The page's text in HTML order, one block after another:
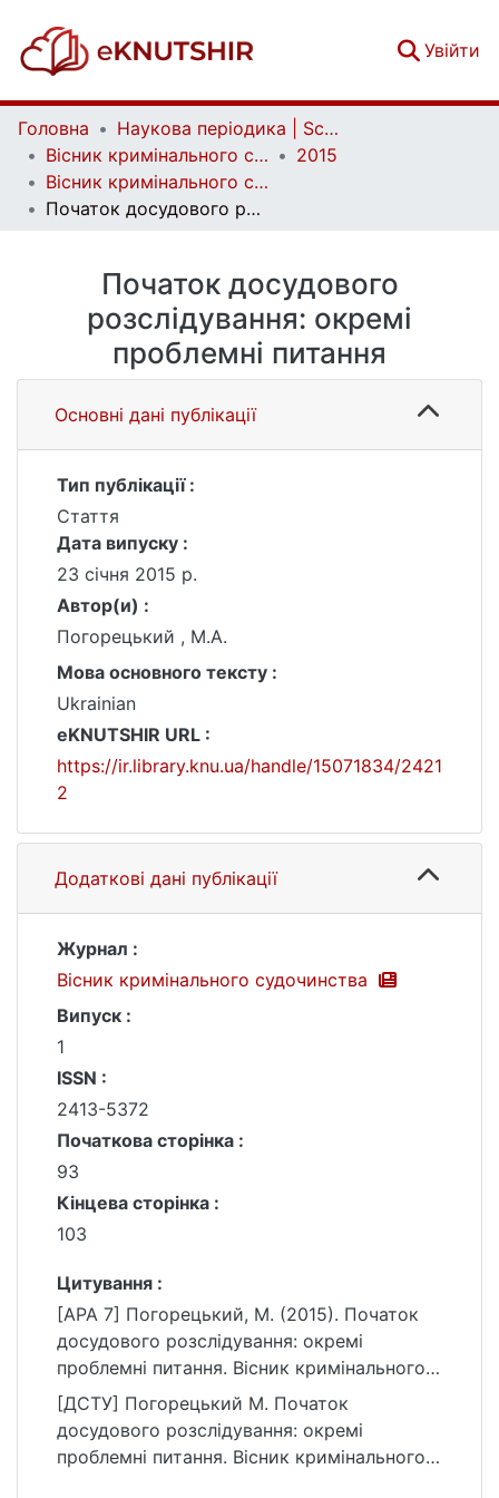
Увійти
Головна
Наукова періодика | Scientific periodicals
Вісник кримінального судочинства | Herald of criminal justice
2015
Вісник кримінального судочинства. № 1
Початок досудового розслідування: окремі проблемні питання
Початок досудового
розслідування: окремі
проблемні питання
Основні дані публікації
Тип публікації :
Стаття
Дата випуску :
23 січня 2015 р.
Автор(и) :
Погорецький , М.А.
Мова основного тексту :
Ukrainian
eKNUTSHIR URL :
https://ir.library.knu.ua/handle/15071834/2421
2
Додаткові дані публікації
Журнал :
Вісник кримінального судочинства
Випуск :
1
ISSN :
2413-5372
Початкова сторінка :
93
Кінцева сторінка :
103
Цитування :
[APA 7] Погорецький, М. (2015). Початок
досудового розслідування: окремі
проблемні питання. Вісник кримінального
судочинства, (1), 93–103.
https://ir.library.knu.ua/handle/15071834/2421
2
[ДСТУ] Погорецький М. Початок
досудового розслідування: окремі
проблемні питання. Вісник кримінального